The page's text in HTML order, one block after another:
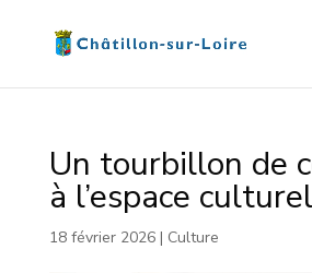
Un tourbillon de
à l’espace culturel
18 février 2026| Culture